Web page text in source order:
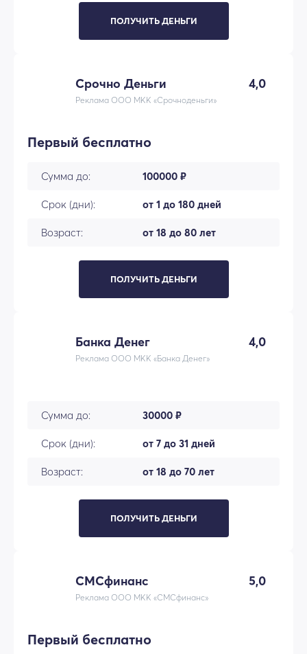
ПОЛУЧИТЬ ДЕНЬГИ
Срочно Деньги 4,0
Реклама ООО МКК «Срочноденьги»
Первый бесплатно
Сумма до: 100000 ₽
Срок (дни): от 1 до 180 дней
Возраст: от 18 до 80 лет
ПОЛУЧИТЬ ДЕНЬГИ
Банка Денег 4,0
Реклама ООО МКК «Банка Денег»
Сумма до: 30000 ₽
Срок (дни): от 7 до 31 дней
Возраст: от 18 до 70 лет
ПОЛУЧИТЬ ДЕНЬГИ
СМСфинанс 5,0
Реклама ООО МКК «СМСфинанс»
Первый бесплатно